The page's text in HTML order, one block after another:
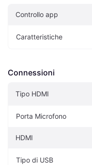
Controllo app
Caratteristiche
Connessioni
Tipo HDMI
Porta Microfono
HDMI
Tipo di USB